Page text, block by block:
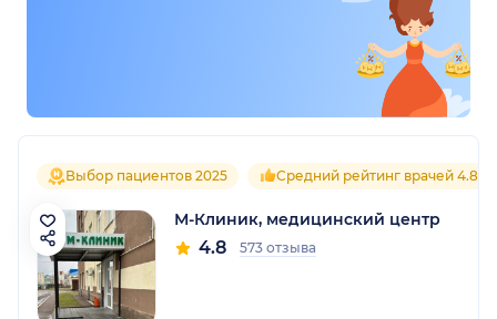
Выбор пациентов 2025 Средний рейтинг врачей 4.8
М-Клиник, медицинский центр
4.8 573 отзыва